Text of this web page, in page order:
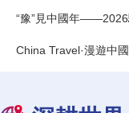
“豫”見中國年
China Travel·漫遊中